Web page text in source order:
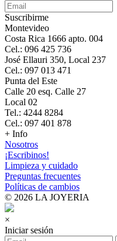
Suscribirme
Montevideo
Costa Rica 1666 apto. 004
Cel.: 096 425 736
José Ellauri 350, Local 237
Cel.: 097 013 471
Punta del Este
Calle 20 esq. Calle 27
Local 02
Tel.: 4244 8284
Cel.: 097 401 878
+ Info
Nosotros
¡Escribinos!
Limpieza y cuidado
Preguntas frecuentes
Políticas de cambios
© 2026 LA JOYERIA
×
Iniciar sesión